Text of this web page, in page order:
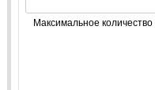
Максимальное